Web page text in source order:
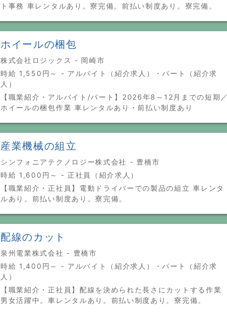
ト事務 車レンタルあり。寮完備。前払い制度あり。寮完備。
ホイールの梱包
株式会社ロジックス - 岡崎市
時給 1,550円～ - アルバイト（紹介求人）・パート（紹介求
人）
【職業紹介・アルバイト/パート】2026年8～12月までの短期／
ホイールの梱包作業 車レンタルあり・前払い制度あり
産業機械の組立
シンフォニアテクノロジー株式会社 - 豊橋市
時給 1,600円～ - 正社員（紹介求人）
【職業紹介・正社員】電動ドライバーでの製品の組立 車レンタ
ルあり。前払い制度あり。寮完備。
配線のカット
泉州電業株式会社 - 豊橋市
時給 1,400円～ - アルバイト（紹介求人）・パート（紹介求
人）
【職業紹介・正社員】配線を決められた長さにカットする作業
男女活躍中。車レンタルあり。前払い制度あり。寮完備。